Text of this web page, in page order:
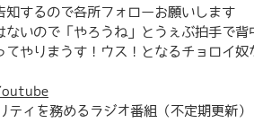
知するので各所フォローお願いします
ので「やろうね」とうぇぶ拍手で背
りまうす！ウス！となるチョロイ奴
を務めるラジオ番組（不定期更新）